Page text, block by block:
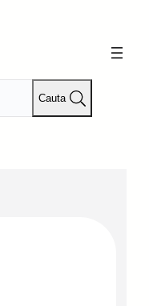
Cauta